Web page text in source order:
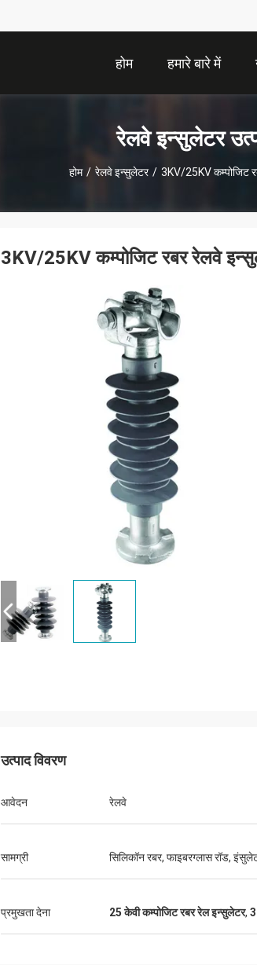
होम हमारे बारे में
रेलवे इन्सुलेटर
होम / रेलवे इन्सुलेटर / 3KV/25KV कम्पोजिट
3KV/25KV कम्पोजिट रबर रेलवे
उत्पाद विवरण
आवेदन रेलवे
सामग्री सिलिकॉन रबर, फाइबरग्लास रॉड,
प्रमुखता देना 25 केवी कम्पोजिट रबर रेल इन्सुलेटर,